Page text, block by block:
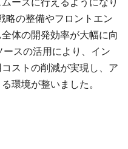
略の整備やフロントエン
体の開発効率が大幅に向
スの活用により、イン
ストの削減が実現し、ア
環境が整いました。